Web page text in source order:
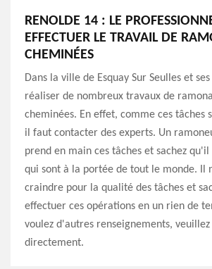
RENOLDE 14 : LE
EFFECTUER LE TRAVAIL DE
CHEMINÉES
Dans la ville de Esquay Sur Seulles et
réaliser de nombreux travaux de
cheminées. En effet, comme ces tâches
il faut contacter des experts. Un
prend en main ces tâches et sachez
qui sont à la portée de tout le monde. Il
craindre pour la qualité des tâches et
effectuer ces opérations en un rien de
voulez d'autres renseignements,
directement.